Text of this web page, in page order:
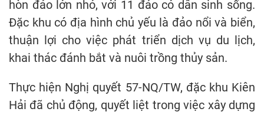
hòn đảo lớn nhỏ, với 11 đảo có dân sinh sống.
Đặc khu có địa hình chủ yếu là đảo nổi và biển,
thuận lợi cho việc phát triển dịch vụ du lịch,
khai thác đánh bắt và nuôi trồng thủy sản.
Thực hiện Nghị quyết 57-NQ/TW, đặc khu Kiên
Hải đã chủ động, quyết liệt trong việc xây dựng